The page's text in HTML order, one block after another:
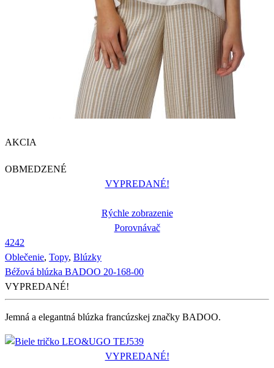
AKCIA
OBMEDZENÉ
VYPREDANÉ!
Rýchle zobrazenie
Porovnávač
4242
Oblečenie, Topy, Blúzky
Béžová blúzka BADOO 20-168-00
VYPREDANÉ!
Jemná a elegantná blúzka francúzskej značky BADOO.
VYPREDANÉ!